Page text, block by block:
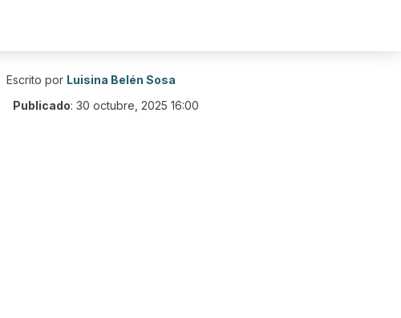
Escrito por Luisina Belén Sosa
Publicado: 30 octubre, 2025 16:00